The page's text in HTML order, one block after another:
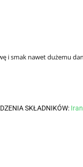
i smak nawet dużemu
SKŁADNIKÓW: Iran